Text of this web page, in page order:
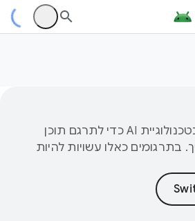
‫Google משתמשת בטכנולוגיית AI כדי לתרגם תוכן
כאלו עשויות להיות